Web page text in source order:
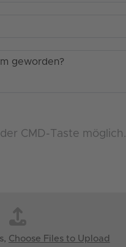
CMD-Taste möglich.
Choose Files to Upload